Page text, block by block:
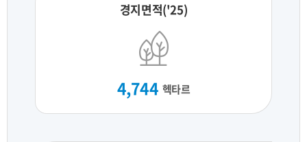
경지면적('25)
4,744 헥타르